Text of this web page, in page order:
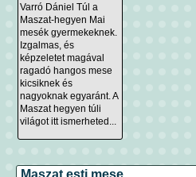
Varró Dániel Túl a
Maszat-hegyen Mai
mesék gyermekeknek.
Izgalmas, és
képzeletet magával
ragadó hangos mese
kicsiknek és
nagyoknak egyaránt. A
Maszat hegyen túli
világot itt ismerheted...
Maszat esti mese